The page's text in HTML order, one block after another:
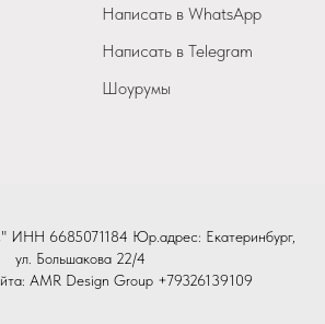
Написать в WhatsApp
Написать в Telegram
Шоурумы
6685071184 Юр.адрес: Екатеринбург,
ул. Большакова 22/4
AMR Design Group +79326139109